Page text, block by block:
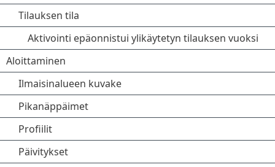
Tilauksen tila
Aktivointi epäonnistui ylikäytetyn tilauksen vuoksi
Aloittaminen
Ilmaisinalueen kuvake
Pikanäppäimet
Profiilit
Päivitykset